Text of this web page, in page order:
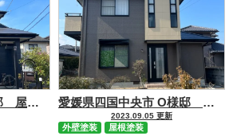
愛媛県新居浜市 N様邸 屋根塗装外壁塗装工事 施行事例 愛媛県四国中央市 O様邸 屋根塗装外壁塗装工事 施行事例
2023.09.05 更新
外壁塗装 屋根塗装